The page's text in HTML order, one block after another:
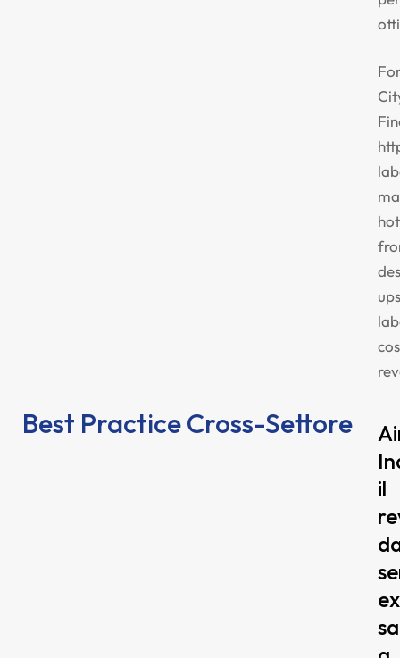
Best Practice Cross-Settore
il